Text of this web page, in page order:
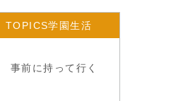
TOPICS学園生活
事前に持って行く